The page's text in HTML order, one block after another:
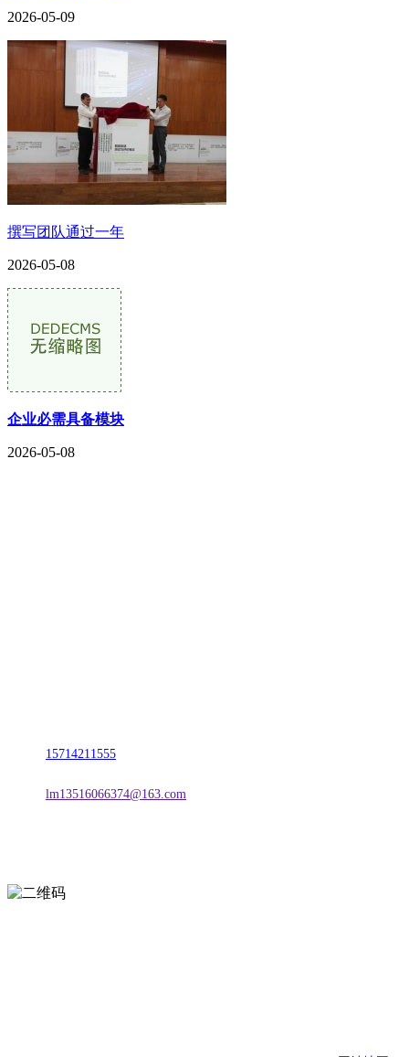
2026-05-09
撰写团队通过一年
2026-05-08
企业必需具备模块
2026-05-08
15714211555
lm13516066374@163.com